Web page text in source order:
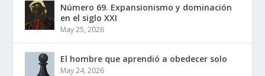
Número 69. Expansionismo y dominación
en el siglo XXI
May 25, 2026
El hombre que aprendió a obedecer solo
May 24, 2026